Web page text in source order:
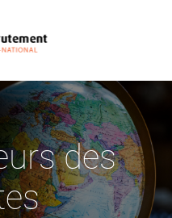
des